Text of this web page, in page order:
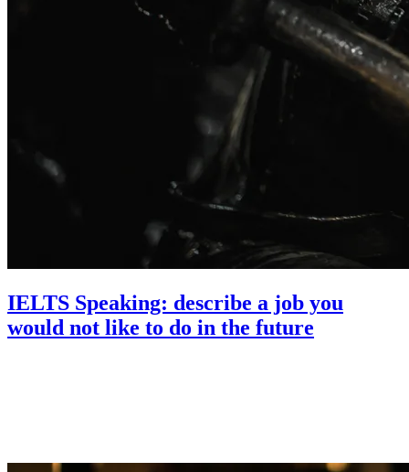
IELTS Speaking: describe a job you
would not like to do in the future